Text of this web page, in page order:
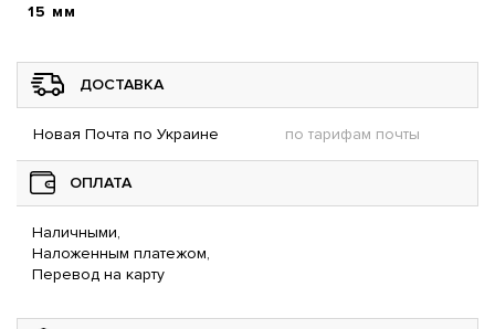
15 мм
ДОСТАВКА
Новая Почта по Украине по тарифам почты
ОПЛАТА
Наличными,
Наложенным платежом,
Перевод на карту